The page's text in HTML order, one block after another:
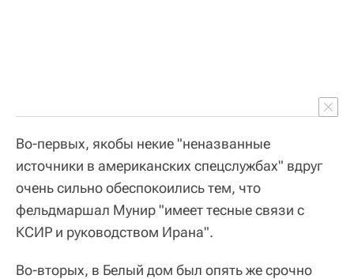
Во-первых, якобы некие "неназванные
источники в американских спецслужбах" вдруг
очень сильно обеспокоились тем, что
фельдмаршал Мунир "имеет тесные связи с
КСИР и руководством Ирана".
Во-вторых, в Белый дом был опять же срочно